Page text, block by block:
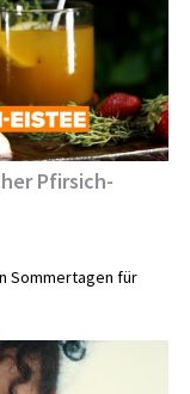
Pfirsich-
Sommertagen für